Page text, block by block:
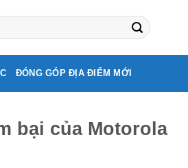
ĐÓNG GÓP ĐỊA ĐIỂM MỚI
bại của Motorola